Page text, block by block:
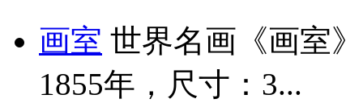
画室 世界名画《画室
1855年，尺寸：3...